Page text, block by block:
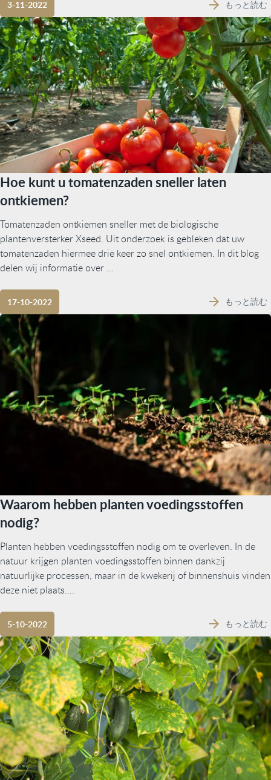
3-11-2022 もっと読む
Hoe kunt u tomatenzaden sneller laten
ontkiemen?
Tomatenzaden ontkiemen sneller met de biologische
plantenversterker Xseed. Uit onderzoek is gebleken dat uw
tomatenzaden hiermee drie keer zo snel ontkiemen. In dit blog
delen wij informatie over ...
17-10-2022 もっと読む
Waarom hebben planten voedingsstoffen
nodig?
Planten hebben voedingsstoffen nodig om te overleven. In de
natuur krijgen planten voedingsstoffen binnen dankzij
natuurlijke processen, maar in de kwekerij of binnenshuis vinden
deze niet plaats....
5-10-2022 もっと読む